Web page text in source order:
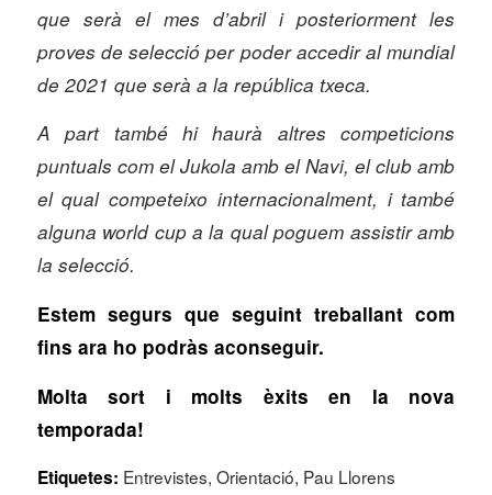
que serà el mes d’abril i posteriorment les
proves de selecció per poder accedir al mundial
de 2021 que serà a la república txeca.
A part també hi haurà altres competicions
puntuals com el Jukola amb el Navi, el club amb
el qual competeixo internacionalment, i també
alguna world cup a la qual poguem assistir amb
la selecció.
Estem segurs que seguint treballant com
fins ara ho podràs aconseguir.
Molta sort i molts èxits en la nova
temporada!
Etiquetes: Entrevistes, Orientació, Pau Llorens